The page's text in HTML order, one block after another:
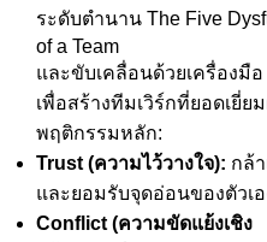
ระดับตำนาน The Five
of a Team
และขับเคลื่อนด้วยเครื่องมื
เพื่อสร้างทีมเวิร์กที่ยอดเยี่ย
พฤติกรรมหลัก:
Trust (ความไว้วางใจ): กล้า
และยอมรับจุดอ่อนของตัวเ
Conflict (ความขัดแย้งเชิง